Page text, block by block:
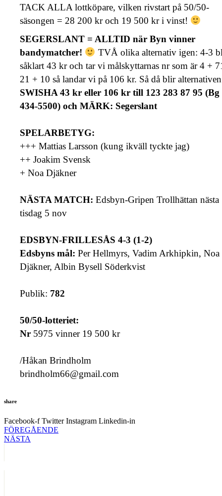
TACK ALLA lottköpare, vilken rivstart på 50/50-
säsongen = 28 200 kr och 19 500 kr i vinst!
SEGERSLANT = ALLTID när Byn vinner
bandymatcher!
TVÅ olika alternativ igen: 4-3
såklart 43 kr och tar vi målskyttarnas nr som är 4 +
21 + 10 så landar vi på 106 kr. Så då blir
SWISHA 43 kr eller 106 kr till 123 283 87 95 (Bg
434-5500) och MÄRK: Segerslant
SPELARBETYG:
+++ Mattias Larsson (kung ikväll tyckte jag)
++ Joakim Svensk
+ Noa Djäkner
NÄSTA MATCH: Edsbyn-Gripen Trollhättan nästa
tisdag 5 nov
EDSBYN-FRILLESÅS 4-3 (1-2)
Edsbyns mål: Per Hellmyrs, Vadim Arkhipkin, Noa
Djäkner, Albin Bysell Söderkvist
Publik: 782
50/50-lotteriet:
Nr 5975 vinner 19 500 kr
/Håkan Brindholm
brindholm66@gmail.com
share
Facebook-f Twitter Instagram Linkedin-in
FÖREGÅENDE
NÄSTA